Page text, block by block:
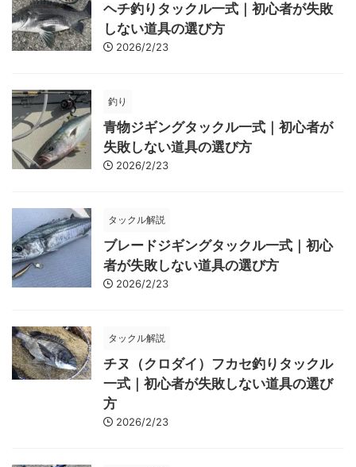
ヘチ釣りタックル一式｜初心者が失敗
しない道具の選び方
2026/2/23
釣り
青物ジギングタックル一式｜初心者が
失敗しない道具の選び方
2026/2/23
タックル解説
ブレードジギングタックル一式｜初心
者が失敗しない道具の選び方
2026/2/23
タックル解説
チヌ（クロダイ）フカセ釣りタックル
一式｜初心者が失敗しない道具の選び
方
2026/2/23